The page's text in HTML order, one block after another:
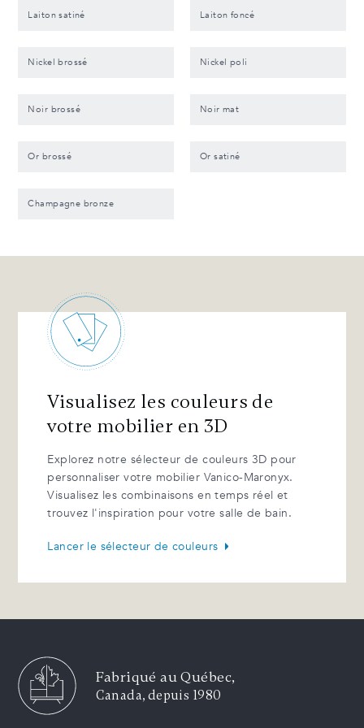
Laiton satiné Laiton foncé
Nickel brossé Nickel poli
Noir brossé Noir mat
Or brossé Or satiné
Champagne bronze
Visualisez les couleurs de
votre mobilier en 3D
Explorez notre sélecteur de couleurs 3D pour
personnaliser votre mobilier Vanico-Maronyx.
Visualisez les combinaisons en temps réel et
trouvez l'inspiration pour votre salle de bain.
Lancer le sélecteur de couleurs
Fabriqué au Québec,
Canada, depuis 1980